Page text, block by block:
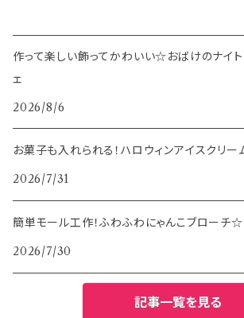
作って楽しい飾ってかわいい☆おばけのナイト
ェ
2026/8/6
お菓子も入れられる！ハロウィンアイスクリ
2026/7/31
簡単モール工作！ふわふわにゃんこブローチ☆
2026/7/30
記事一覧を見る